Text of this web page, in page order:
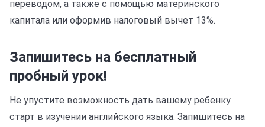
переводом, а также с помощью материнского
капитала или оформив налоговый вычет 13%.
Запишитесь на бесплатный
пробный урок!
Не упустите возможность дать вашему ребенку
старт в изучении английского языка. Запишитесь на